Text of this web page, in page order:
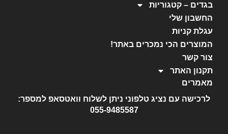
בגדים – קטגוריות
החשבון שלי
עגלת קניות
המוצרים הכי נמכרים באתר!
צור קשר
תקנון האתר
מאמרים
לרכישה עם נציג טלפוני ניתן לשלוח וואטסאפ למספר:
055-9485587